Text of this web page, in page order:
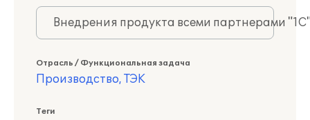
Внедрения продукта всеми партнерами
Отрасль / Функциональная задача
Производство, ТЭК
Теги